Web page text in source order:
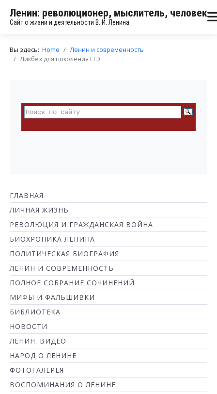
Ленин: революционер, мыслитель, человек
Сайт о жизни и деятельности В. И. Ленина
Вы здесь: Home
Ленин и современность
Ликбез для поколения ЕГЭ
ГЛАВНАЯ
ЛИЧНАЯ ЖИЗНЬ
РЕВОЛЮЦИЯ И ГРАЖДАНСКАЯ ВОЙНА
БИОХРОНИКА ЛЕНИНА
ПОЛИТИЧЕСКАЯ БИОГРАФИЯ
ЛЕНИН И СОВРЕМЕННОСТЬ
ПОЛНОЕ СОБРАНИЕ СОЧИНЕНИЙ
МИФЫ И ФАЛЬШИВКИ
БИБЛИОТЕКА
НОВОСТИ
ЛЕНИН. ВИДЕО
НАРОД О ЛЕНИНЕ
ФОТОГАЛЕРЕЯ
ВОСПОМИНАНИЯ О ЛЕНИНЕ